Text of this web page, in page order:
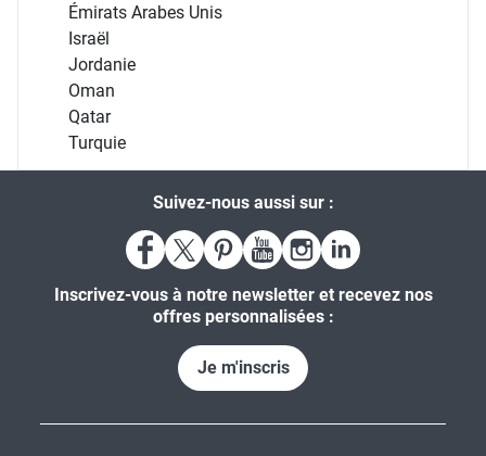
Émirats Arabes Unis
Israël
Jordanie
Oman
Qatar
Turquie
Suivez-nous aussi sur :
Inscrivez-vous à notre newsletter et recevez nos
offres personnalisées :
Je m'inscris